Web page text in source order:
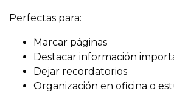
Perfectas para:
Marcar páginas
Destacar información
Dejar recordatorios
Organización en oficina o